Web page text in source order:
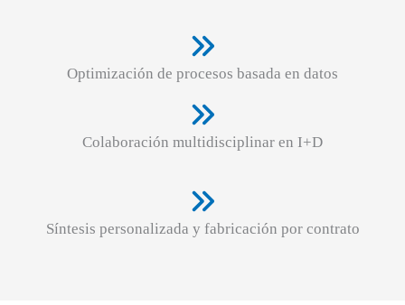
Optimización de procesos basada en datos
Colaboración multidisciplinar en I+D
Síntesis personalizada y fabricación por contrato